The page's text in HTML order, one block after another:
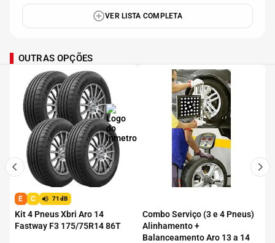
VER LISTA COMPLETA
OUTRAS OPÇÕES
E C 71dB
Kit 4 Pneus Xbri Aro 14
Fastway F3 175/75R14 86T
Combo Serviço (3 e 4 Pneus)
Alinhamento +
Balanceamento Aro 13 a 14